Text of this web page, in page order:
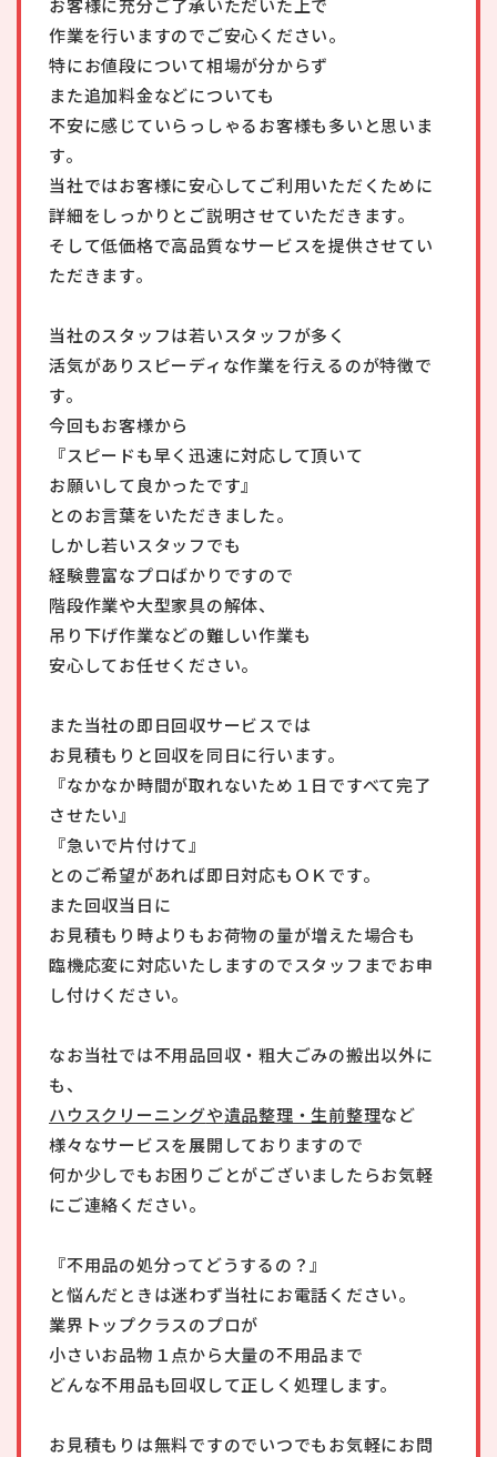
お客様に充分ご了承いただいた上で
作業を行いますのでご安心ください。
特にお値段について相場が分からず
また追加料金などについても
不安に感じていらっしゃるお客様も多いと思いま
す。
当社ではお客様に安心してご利用いただくために
詳細をしっかりとご説明させていただきます。
そして低価格で高品質なサービスを提供させてい
ただきます。
当社のスタッフは若いスタッフが多く
活気がありスピーディな作業を行えるのが特徴で
す。
今回もお客様から
『スピードも早く迅速に対応して頂いて
お願いして良かったです』
とのお言葉をいただきました。
しかし若いスタッフでも
経験豊富なプロばかりですので
階段作業や大型家具の解体、
吊り下げ作業などの難しい作業も
安心してお任せください。
また当社の即日回収サービスでは
お見積もりと回収を同日に行います。
『なかなか時間が取れないため１日ですべて完了
させたい』
『急いで片付けて』
とのご希望があれば即日対応もＯＫです。
また回収当日に
お見積もり時よりもお荷物の量が増えた場合も
臨機応変に対応いたしますのでスタッフまでお申
し付けください。
なお当社では不用品回収・粗大ごみの搬出以外に
も、
ハウスクリーニングや遺品整理・生前整理など
様々なサービスを展開しておりますので
何か少しでもお困りごとがございましたらお気軽
にご連絡ください。
『不用品の処分ってどうするの？』
と悩んだときは迷わず当社にお電話ください。
業界トップクラスのプロが
小さいお品物１点から大量の不用品まで
どんな不用品も回収して正しく処理します。
お見積もりは無料ですのでいつでもお気軽にお問